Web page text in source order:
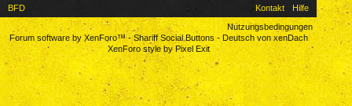
BFD Kontakt
Hilfe
Nutzungsbedingungen
Forum software by XenForo™-Shariff Social Buttons- Deutsch von xenDach
XenForo style by Pixel Exit